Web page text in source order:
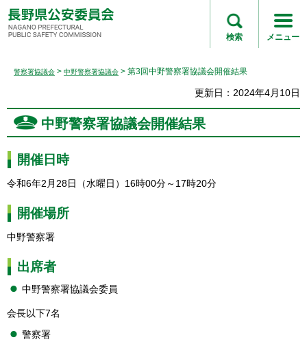
長野県公安委員会
NAGANO
COMMISSION
検索 メニュー
警察署協議会 > 中野警察署協議会 > 第3回中野警察署協議会開催結果
更新日：2024年4月10日
中野警察署協議会開催結果
開催日時
令和6年2月28日（水曜日）16時00分～17時20分
開催場所
中野警察署
出席者
中野警察署協議会委員
会長以下7名
警察署